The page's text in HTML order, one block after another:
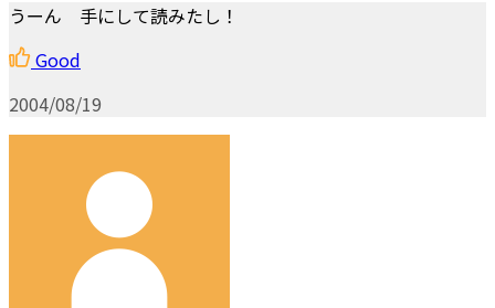
うーん 手にして読みたし！
Good
2004/08/19